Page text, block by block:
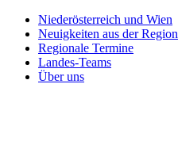
Niederösterreich und Wien
Neuigkeiten aus der Region
Regionale Termine
Landes-Teams
Über uns